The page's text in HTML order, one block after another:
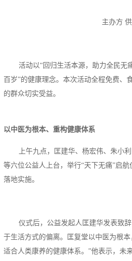
主办方
活动以“回归生活本源，助力全民无
百岁”的健康理念。本次活动全程免费、
的群众切实受益。
以中医为根本、重构健康体系
上午九点，匡建华、杨宏伟、朱小
等六位公益人上台，举行“天下无痛”启
落地实施。
仪式后，公益发起人匡建华发表致
于生活方式的偏离。匡复堂以中医为根
适合人类康养的健康体系。”他表示，未